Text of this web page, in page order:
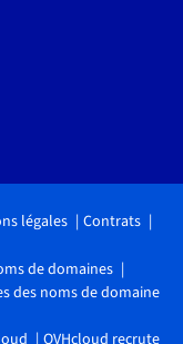
légales
Contrats
de domaines
des noms de domaine
OVHcloud recrute